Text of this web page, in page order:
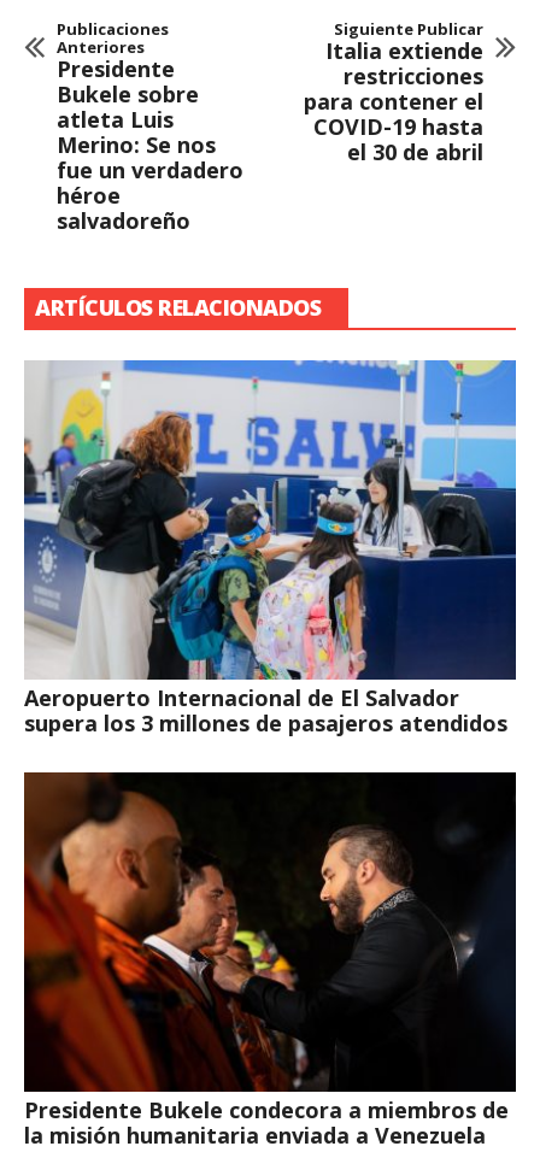
Publicaciones
Anteriores
Presidente
Bukele sobre
atleta Luis
Merino: Se nos
fue un verdadero
héroe
salvadoreño
Siguiente Publicar
Italia extiende
restricciones
para contener el
COVID-19 hasta
el 30 de abril
ARTÍCULOS RELACIONADOS
Aeropuerto Internacional de El Salvador
supera los 3 millones de pasajeros atendidos
Presidente Bukele condecora a miembros de
la misión humanitaria enviada a Venezuela